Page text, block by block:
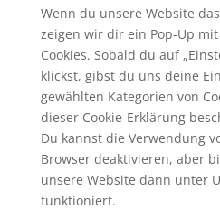
Wenn du unsere Website
zeigen wir dir ein Pop-Up
Cookies. Sobald du auf
klickst, gibst du uns deine
gewählten Kategorien von
dieser Cookie-Erklärung
Du kannst die Verwendung
Browser deaktivieren, aber
unsere Website dann unter
funktioniert.